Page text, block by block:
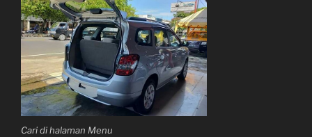
Cari di halaman Menu